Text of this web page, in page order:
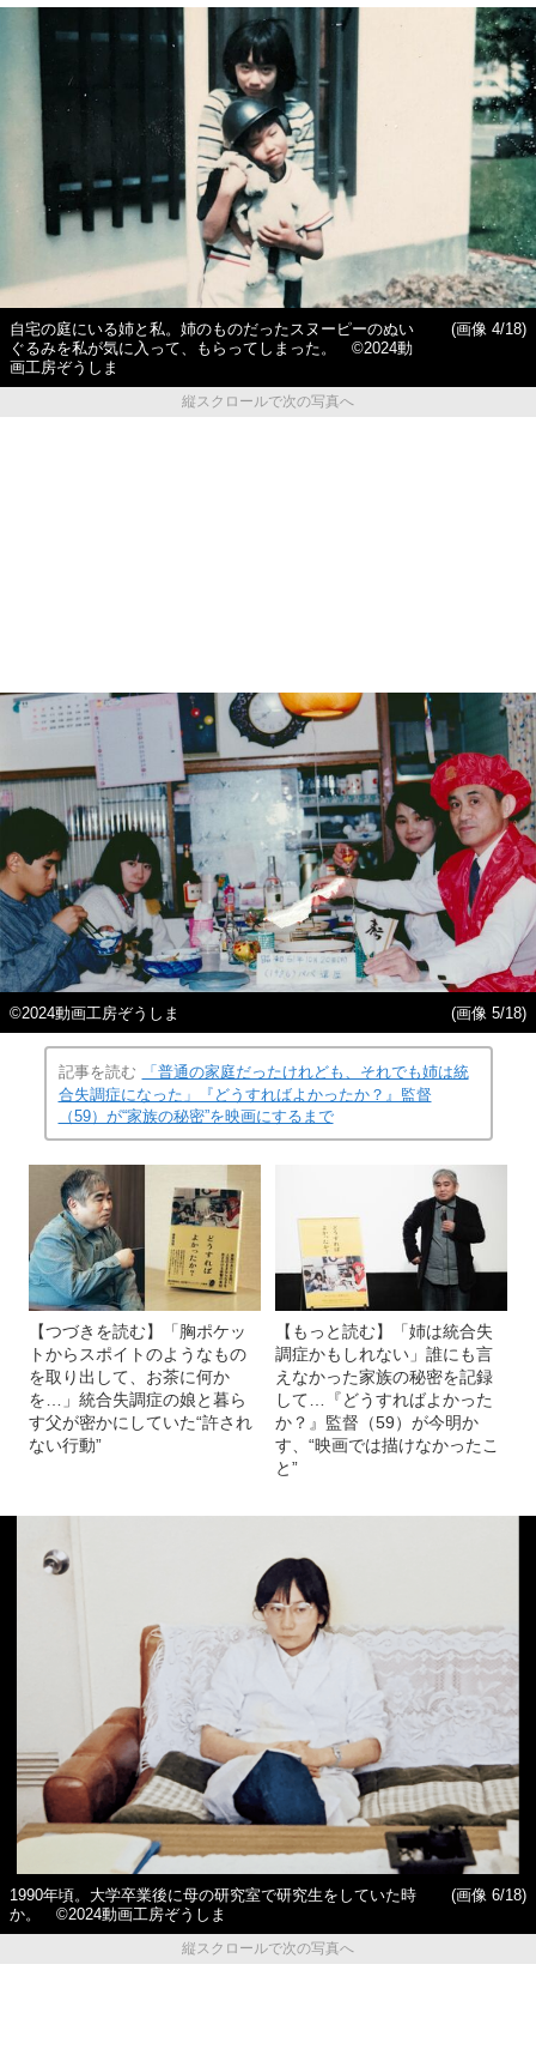
自宅の庭にいる姉と私。姉のものだったスヌーピーのぬい
ぐるみを私が気に入って、もらってしまった。 ©2024動
画工房ぞうしま
(画像 4/18)
縦スクロールで次の写真へ
©2024動画工房ぞうしま (画像 5/18)
記事を読む
「普通の家庭だったけれども、それでも姉は統
合失調症になった」『どうすればよかったか？』監督
（59）が“家族の秘密”を映画にするまで
【つづきを読む】「胸ポケッ
トからスポイトのようなもの
を取り出して、お茶に何か
を…」統合失調症の娘と暮ら
す父が密かにしていた“許され
ない行動”
【もっと読む】「姉は統合失
調症かもしれない」誰にも言
えなかった家族の秘密を記録
して…『どうすればよかった
か？』監督（59）が今明か
す、“映画では描けなかったこ
と”
1990年頃。大学卒業後に母の研究室で研究生をしていた時
か。 ©2024動画工房ぞうしま
(画像 6/18)
縦スクロールで次の写真へ